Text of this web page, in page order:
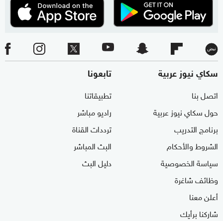
سكاي نيوز عربية
اتصل بنا
حول سكاي نيوز عربية
برنامج التدريب
الشروط والأحكام
سياسة الخصوصية
وظائف شاغرة
أعلن معنا
شاركنا برأيك
تابعونا
تطبيقاتنا
راديو مباشر
ترددات القناة
البث المباشر
دليل البث